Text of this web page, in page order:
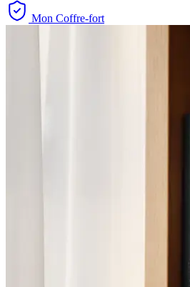
Mon Coffre-fort